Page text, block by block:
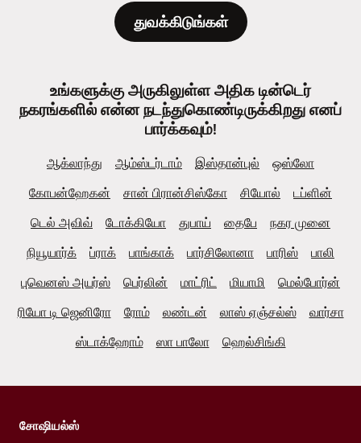
துவக்கிடுங்கள்
உங்களுக்கு அருகிலுள்ள அதிக டின்டெர்
நகரங்களில் என்ன நடந்துகொண்டிருக்கிறது எனப்
பார்க்கவும்!
ஆக்லாந்து ஆம்ஸ்டர்டாம் இஸ்தான்புல்
ஒஸ்லோ
கோபன்ஹேகன்
சான் பிரான்சிஸ்கோ சியோல்
டப்ளின்
டெல் அவிவ்
டோக்கியோ துபாய் தைபே
நகர முனை
நியூயார்க்
ப்ராக் பாங்காக் பார்சிலோனா பாரிஸ்
பாலி
புவெனஸ் அயர்ஸ்
பெர்லின் மாட்ரிட் மியாமி
மெல்போர்ன்
ரியோ டி ஜெனிரோ
ரோம் லண்டன் லாஸ் ஏஞ்சல்ஸ்
வார்சா
ஸ்டாக்ஹோம்
ஸா பாலோ ஹெல்சிங்கி
சோஷியல்ஸ்